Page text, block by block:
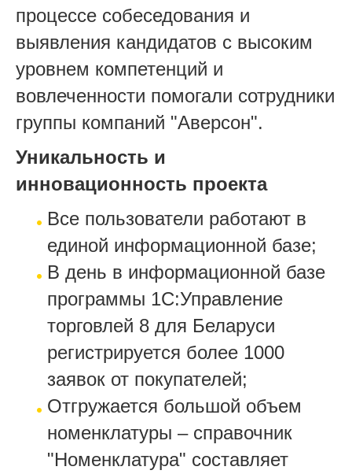
процессе собеседования и
выявления кандидатов с высоким
уровнем компетенций и
вовлеченности помогали сотрудники
группы компаний "Аверсон".
Уникальность и
инновационность проекта
Все пользователи работают в
единой информационной базе;
В день в информационной базе
программы 1С:Управление
торговлей 8 для Беларуси
регистрируется более 1000
заявок от покупателей;
Отгружается большой объем
номенклатуры – справочник
"Номенклатура" составляет